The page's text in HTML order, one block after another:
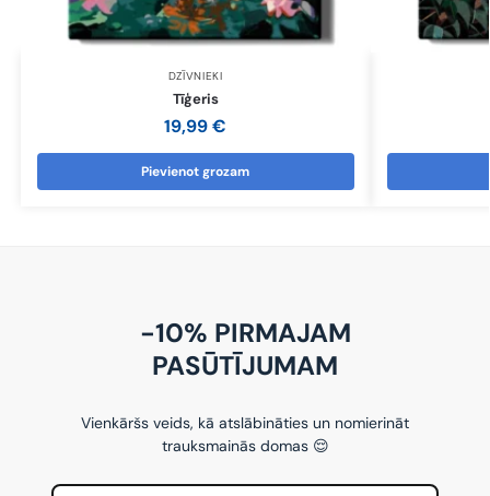
DZĪVNIEKI
Tīģeris
19,99€
Pievienot grozam
-10% PIRMAJAM
PASŪTĪJUMAM
Vienkāršs veids, kā atslābināties un nomierināt
trauksmainās domas 😌